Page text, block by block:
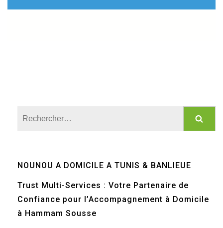
NOUNOU A DOMICILE A TUNIS & BANLIEUE
Trust Multi-Services : Votre Partenaire de
Confiance pour l’Accompagnement à Domicile
à Hammam Sousse